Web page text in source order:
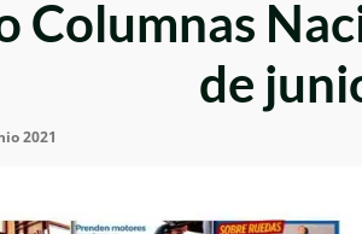
Columnas
de
2021